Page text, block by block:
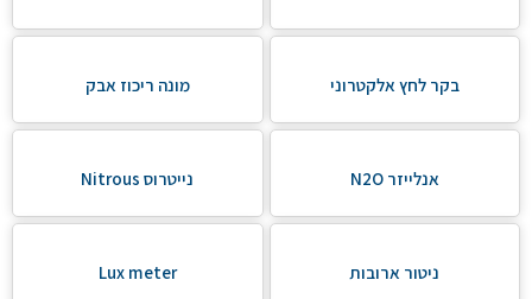
בקר לחץ אלקטרוני מונה ריכוז אבק
אנלייזר N2O נייטרוס Nitrous
ניטור ארובות Lux meter